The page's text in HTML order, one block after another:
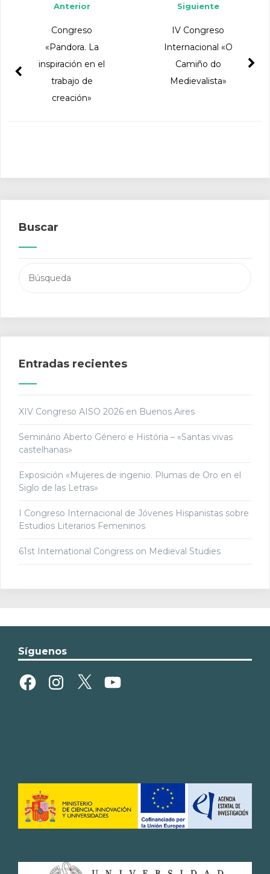
Siguiente
IV Congreso
Internacional «O
Camiño do
Medievalista»
Anterior
Congreso
«Pandora. La
inspiración en el
trabajo de
creación»
Buscar
Entradas recientes
XIV Congreso AISO 2026 en Buenos Aires
Seminário Aberto Género e História – «Santas vivas
castelhanas»
Exposición «Mujeres de ingenio. Plumas de Oro en el
Siglo de las Letras»
I Congreso Internacional de Jóvenes Hispanistas sobre
Estudios Literarios Femeninos
61st International Congress on Medieval Studies
Síguenos
FacebookInstagram
X YouTube